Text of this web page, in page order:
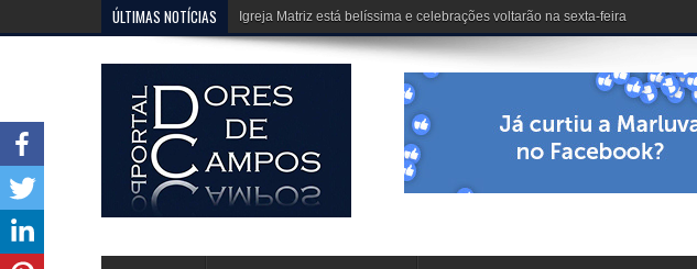
ÚLTIMAS NOTÍCIAS Erivélton e HJ, fazem um trabalho extraordinário no Clube dos 50